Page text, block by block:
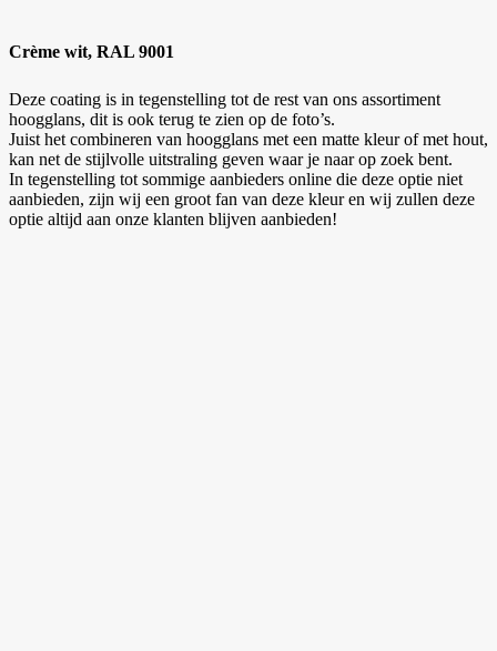
Crème wit, RAL 9001
Deze coating is in tegenstelling tot de rest van ons assortiment
hoogglans, dit is ook terug te zien op de foto’s.
Juist het combineren van hoogglans met een matte kleur of met hout,
kan net de stijlvolle uitstraling geven waar je naar op zoek bent.
In tegenstelling tot sommige aanbieders online die deze optie niet
aanbieden, zijn wij een groot fan van deze kleur en wij zullen deze
optie altijd aan onze klanten blijven aanbieden!